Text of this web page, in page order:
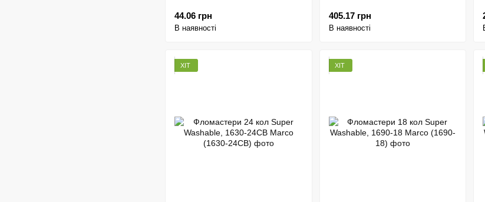
44.06 грн
В наявності
405.17 грн
В наявності
ХІТ ХІТ